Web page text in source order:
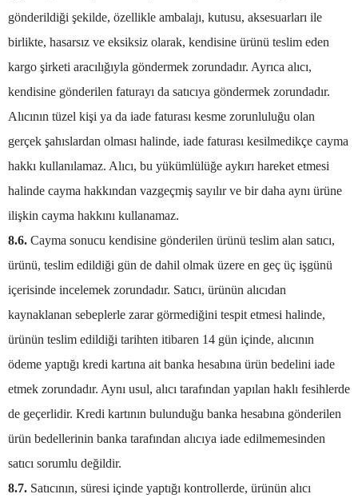
gönderildiği şekilde, özellikle ambalajı, kutusu, aksesuarları ile
birlikte, hasarsız ve eksiksiz olarak, kendisine ürünü teslim eden
kargo şirketi aracılığıyla göndermek zorundadır. Ayrıca alıcı,
kendisine gönderilen faturayı da satıcıya göndermek zorundadır.
Alıcının tüzel kişi ya da iade faturası kesme zorunluluğu olan
gerçek şahıslardan olması halinde, iade faturası kesilmedikçe cayma
hakkı kullanılamaz. Alıcı, bu yükümlülüğe aykırı hareket etmesi
halinde cayma hakkından vazgeçmiş sayılır ve bir daha aynı ürüne
ilişkin cayma hakkını kullanamaz.
8.6. Cayma sonucu kendisine gönderilen ürünü teslim alan satıcı,
ürünü, teslim edildiği gün de dahil olmak üzere en geç üç işgünü
içerisinde incelemek zorundadır. Satıcı, ürünün alıcıdan
kaynaklanan sebeplerle zarar görmediğini tespit etmesi halinde,
ürünün teslim edildiği tarihten itibaren 14 gün içinde, alıcının
ödeme yaptığı kredi kartına ait banka hesabına ürün bedelini iade
etmek zorundadır. Aynı usul, alıcı tarafından yapılan haklı fesihlerde
de geçerlidir. Kredi kartının bulunduğu banka hesabına gönderilen
ürün bedellerinin banka tarafından alıcıya iade edilmemesinden
satıcı sorumlu değildir.
8.7. Satıcının, süresi içinde yaptığı kontrollerde, ürünün alıcı